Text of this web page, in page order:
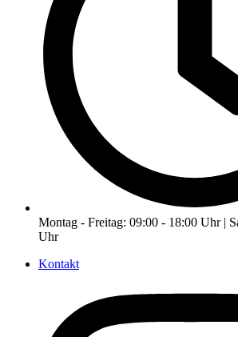
Montag - Freitag: 09:00 - 18:00 Uhr |
Uhr
Kontakt